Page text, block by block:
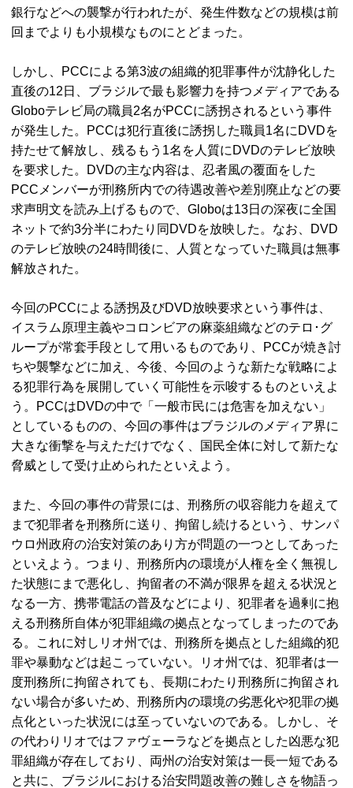
銀行などへの襲撃が行われたが、発生件数などの規模は前
回までよりも小規模なものにとどまった。
しかし、PCCによる第3波の組織的犯罪事件が沈静化した
直後の12日、ブラジルで最も影響力を持つメディアである
Globoテレビ局の職員2名がPCCに誘拐されるという事件
が発生した。PCCは犯行直後に誘拐した職員1名にDVDを
持たせて解放し、残るもう1名を人質にDVDのテレビ放映
を要求した。DVDの主な内容は、忍者風の覆面をした
PCCメンバーが刑務所内での待遇改善や差別廃止などの要
求声明文を読み上げるもので、Globoは13日の深夜に全国
ネットで約3分半にわたり同DVDを放映した。なお、DVD
のテレビ放映の24時間後に、人質となっていた職員は無事
解放された。
今回のPCCによる誘拐及びDVD放映要求という事件は、
イスラム原理主義やコロンビアの麻薬組織などのテロ･グ
ループが常套手段として用いるものであり、PCCが焼き討
ちや襲撃などに加え、今後、今回のような新たな戦略によ
る犯罪行為を展開していく可能性を示唆するものといえよ
う。PCCはDVDの中で「一般市民には危害を加えない」
としているものの、今回の事件はブラジルのメディア界に
大きな衝撃を与えただけでなく、国民全体に対して新たな
脅威として受け止められたといえよう。
また、今回の事件の背景には、刑務所の収容能力を超えて
まで犯罪者を刑務所に送り、拘留し続けるという、サンパ
ウロ州政府の治安対策のあり方が問題の一つとしてあった
といえよう。つまり、刑務所内の環境が人権を全く無視し
た状態にまで悪化し、拘留者の不満が限界を超える状況と
なる一方、携帯電話の普及などにより、犯罪者を過剰に抱
える刑務所自体が犯罪組織の拠点となってしまったのであ
る。これに対しリオ州では、刑務所を拠点とした組織的犯
罪や暴動などは起こっていない。リオ州では、犯罪者は一
度刑務所に拘留されても、長期にわたり刑務所に拘留され
ない場合が多いため、刑務所内の環境の劣悪化や犯罪の拠
点化といった状況には至っていないのである。しかし、そ
の代わりリオではファヴェーラなどを拠点とした凶悪な犯
罪組織が存在しており、両州の治安対策は一長一短である
と共に、ブラジルにおける治安問題改善の難しさを物語っ